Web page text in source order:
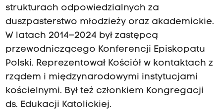
strukturach odpowiedzialnych za
duszpasterstwo młodzieży oraz akademickie.
W latach 2014–2024 był zastępcą
przewodniczącego Konferencji Episkopatu
Polski. Reprezentował Kościół w kontaktach z
rządem i międzynarodowymi instytucjami
kościelnymi. Był też członkiem Kongregacji
ds. Edukacji Katolickiej.